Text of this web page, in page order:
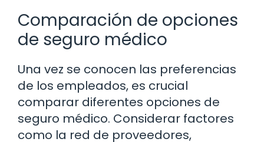
Comparación de opciones
de seguro médico
Una vez se conocen las preferencias
de los empleados, es crucial
comparar diferentes opciones de
seguro médico. Considerar factores
como la red de proveedores,